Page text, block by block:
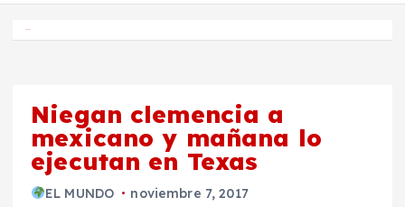
n
Niegan clemencia a
mexicano y mañana lo
ejecutan en Texas
EL MUNDO noviembre 7, 2017